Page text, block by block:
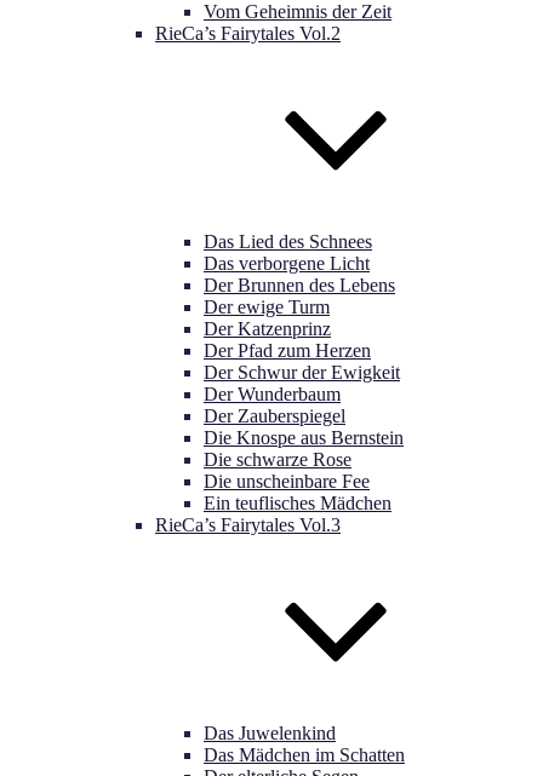
Vom Geheimnis der Zeit
RieCa’s Fairytales Vol.2
Das Lied des Schnees
Das verborgene Licht
Der Brunnen des Lebens
Der ewige Turm
Der Katzenprinz
Der Pfad zum Herzen
Der Schwur der Ewigkeit
Der Wunderbaum
Der Zauberspiegel
Die Knospe aus Bernstein
Die schwarze Rose
Die unscheinbare Fee
Ein teuflisches Mädchen
RieCa’s Fairytales Vol.3
Das Juwelenkind
Das Mädchen im Schatten